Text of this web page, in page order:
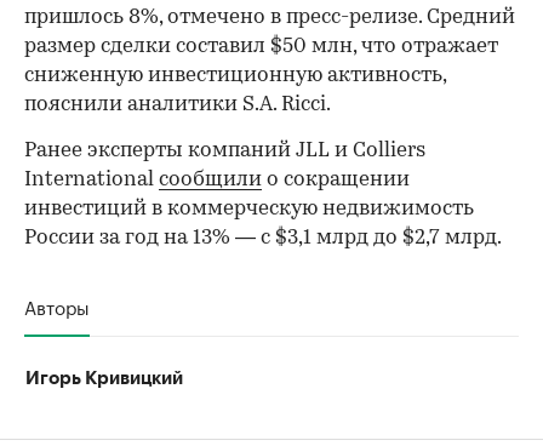
пришлось 8%, отмечено в пресс-релизе. Средний
размер сделки составил $50 млн, что отражает
сниженную инвестиционную активность,
пояснили аналитики S.A. Ricci.
Ранее эксперты компаний JLL и Colliers
International сообщили о сокращении
инвестиций в коммерческую недвижимость
России за год на 13% — с $3,1 млрд до $2,7 млрд.
Авторы
Игорь Кривицкий